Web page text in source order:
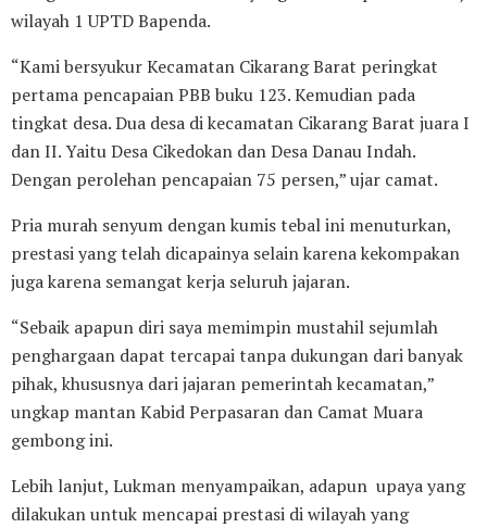
wilayah 1 UPTD Bapenda.
“Kami bersyukur Kecamatan Cikarang Barat peringkat
pertama pencapaian PBB buku 123. Kemudian pada
tingkat desa. Dua desa di kecamatan Cikarang Barat juara I
dan II. Yaitu Desa Cikedokan dan Desa Danau Indah.
Dengan perolehan pencapaian 75 persen,” ujar camat.
Pria murah senyum dengan kumis tebal ini menuturkan,
prestasi yang telah dicapainya selain karena kekompakan
juga karena semangat kerja seluruh jajaran.
“Sebaik apapun diri saya memimpin mustahil sejumlah
penghargaan dapat tercapai tanpa dukungan dari banyak
pihak, khususnya dari jajaran pemerintah kecamatan,”
ungkap mantan Kabid Perpasaran dan Camat Muara
gembong ini.
Lebih lanjut, Lukman menyampaikan, adapun upaya yang
dilakukan untuk mencapai prestasi di wilayah yang